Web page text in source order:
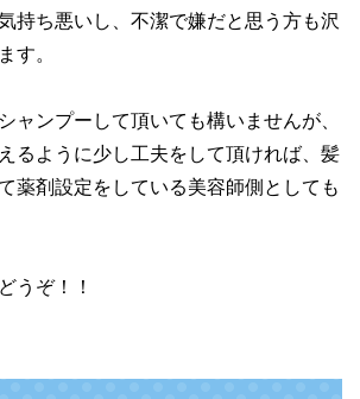
持ち悪いし、不潔で嫌だと思う方も沢
す。
ャンプーして頂いても構いませんが、
るように少し工夫をして頂ければ、髪
薬剤設定をしている美容師側としても
うぞ！！